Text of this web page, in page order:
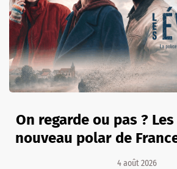
On regarde ou pas ?
nouveau polar de
4 août 2026